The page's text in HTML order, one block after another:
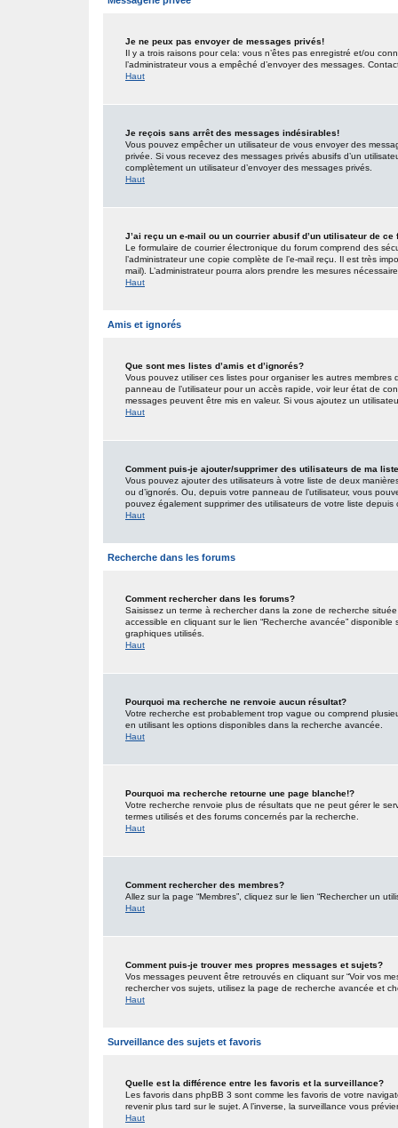
Je ne peux pas envoyer de messages privés!
Il y a trois raisons pour cela: vous n’êtes pas enregistré et/ou
l’administrateur vous a empêché d’envoyer des messages.
Haut
Je reçois sans arrêt des messages indésirables!
Vous pouvez empêcher un utilisateur de vous envoyer des
privée. Si vous recevez des messages privés abusifs d’un
complètement un utilisateur d’envoyer des messages privés.
Haut
J’ai reçu un e-mail ou un courrier abusif d’un utilisateur de ce
Le formulaire de courrier électronique du forum comprend des
l’administrateur une copie complète de l’e-mail reçu. Il est très
mail). L’administrateur pourra alors prendre les mesures
Haut
Amis et ignorés
Que sont mes listes d’amis et d’ignorés?
Vous pouvez utiliser ces listes pour organiser les autres
panneau de l’utilisateur pour un accès rapide, voir leur état de
messages peuvent être mis en valeur. Si vous ajoutez un
Haut
Comment puis-je ajouter/supprimer des utilisateurs de ma
Vous pouvez ajouter des utilisateurs à votre liste de deux
ou d’ignorés. Ou, depuis votre panneau de l’utilisateur, vous
pouvez également supprimer des utilisateurs de votre liste depuis
Haut
Recherche dans les forums
Comment rechercher dans les forums?
Saisissez un terme à rechercher dans la zone de recherche
accessible en cliquant sur le lien “Recherche avancée”
graphiques utilisés.
Haut
Pourquoi ma recherche ne renvoie aucun résultat?
Votre recherche est probablement trop vague ou comprend
en utilisant les options disponibles dans la recherche avancée.
Haut
Pourquoi ma recherche retourne une page blanche!?
Votre recherche renvoie plus de résultats que ne peut gérer le
termes utilisés et des forums concernés par la recherche.
Haut
Comment rechercher des membres?
Allez sur la page “Membres”, cliquez sur le lien “Rechercher un
Haut
Comment puis-je trouver mes propres messages et sujets?
Vos messages peuvent être retrouvés en cliquant sur “Voir vos
rechercher vos sujets, utilisez la page de recherche avancée et
Haut
Surveillance des sujets et favoris
Quelle est la différence entre les favoris et la surveillance?
Les favoris dans phpBB 3 sont comme les favoris de votre
revenir plus tard sur le sujet. A l’inverse, la surveillance vous
Haut